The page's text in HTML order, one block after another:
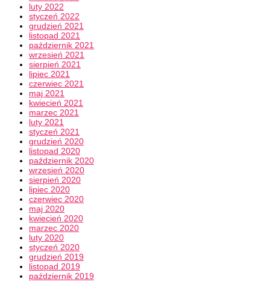
luty 2022
styczeń 2022
grudzień 2021
listopad 2021
październik 2021
wrzesień 2021
sierpień 2021
lipiec 2021
czerwiec 2021
maj 2021
kwiecień 2021
marzec 2021
luty 2021
styczeń 2021
grudzień 2020
listopad 2020
październik 2020
wrzesień 2020
sierpień 2020
lipiec 2020
czerwiec 2020
maj 2020
kwiecień 2020
marzec 2020
luty 2020
styczeń 2020
grudzień 2019
listopad 2019
październik 2019